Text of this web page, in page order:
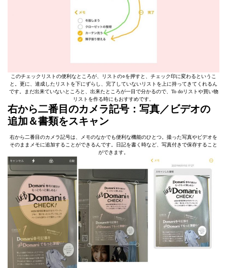
このチェックリストの便利なところが、リストの○を押すと、チェック印に変わるというこ
と。更に、達成したリストを下にずらし、完了していないリストを上に持ってきてくれるん
です。まだ出来ていないところと、出来たところが一目で分かるので、To doリストや買い物
リストを作る時にもおすすめです。
右から二番目のカメラ記号：写真／ビデオの
追加＆書類をスキャン
右から二番目のカメラ記号は、メモのなかでも便利な機能のひとつ。撮った写真やビデオを
そのままメモに追加することができるんです。日記を書く時など、写真付きで保存すること
ができます。